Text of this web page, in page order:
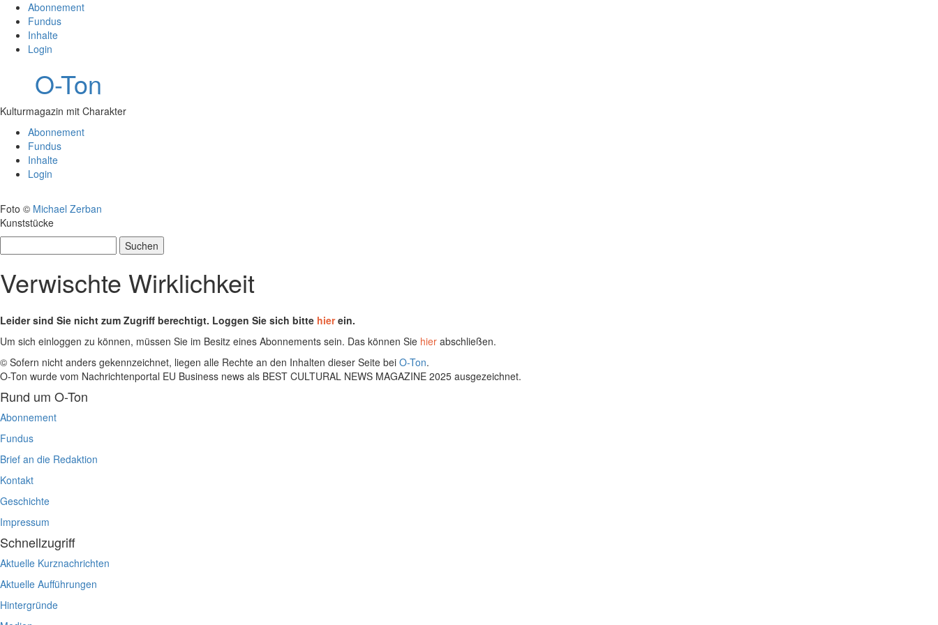
Abonnement
Fundus
Inhalte
Login
O-Ton
Kulturmagazin mit Charakter
Abonnement
Fundus
Inhalte
Login
Foto © Michael Zerban
Kunststücke
nach:
Verwischte Wirklichkeit
Leider sind Sie nicht zum Zugriff berechtigt. Loggen Sie sich bitte hierein.
Um sich einloggen zu können, müssen Sie im Besitz eines Abonnements sein. Das können Sie hier abschließen.
© Sofern nicht anders gekennzeichnet, liegen alle Rechte an den Inhalten dieser Seite bei O-Ton.
O-Ton wurde vom Nachrichtenportal EU Business news als BEST CULTURAL NEWS MAGAZINE 2025 ausgezeichnet.
Rund um O-Ton
Abonnement
Fundus
Brief an die Redaktion
Kontakt
Geschichte
Impressum
Schnellzugriff
Aktuelle Kurznachrichten
Aktuelle Aufführungen
Hintergründe